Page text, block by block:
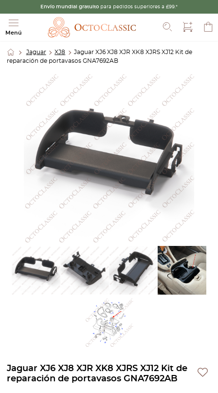
Envío mundial gratuito para pedidos superiores a £99.*
Menú
Jaguar XJ8
Jaguar XJ6 XJ8 XJR XK8 XJRS XJ12 Kit de
reparación de portavasos GNA7692AB
Jaguar XJ6 XJ8 XJR XK8 XJRS XJ12 Kit de
reparación de portavasos GNA7692AB